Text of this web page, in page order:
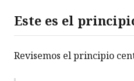
Este es el
Revisemos el principio